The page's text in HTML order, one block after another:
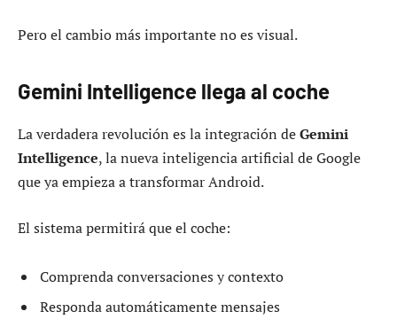
Pero el cambio más importante no es visual.
Gemini Intelligence llega al coche
La verdadera revolución es la integración deGemini
Intelligence, la nueva inteligencia artificial de Google
que ya empieza a transformar Android.
El sistema permitirá que el coche:
Comprenda conversaciones y contexto
Responda automáticamente mensajes